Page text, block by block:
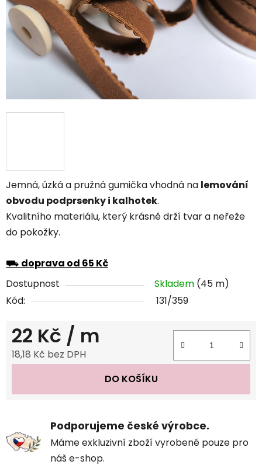
Jemná, úzká a pružná gumička vhodná na lemování
obvodu podprsenky i kalhotek.
Kvalitního materiálu, který krásně drží tvar a neřeže
do pokožky.
⛟ doprava od 65 Kč
Dostupnost
Skladem (45 m)
Kód:
131/359
22 Kč / m
18,18 Kč bez DPH
DO KOŠÍKU
hvězdiček.
Podporujeme české výrobce.
Máme exkluzivní zboží vyrobené pouze pro
náš e-shop.